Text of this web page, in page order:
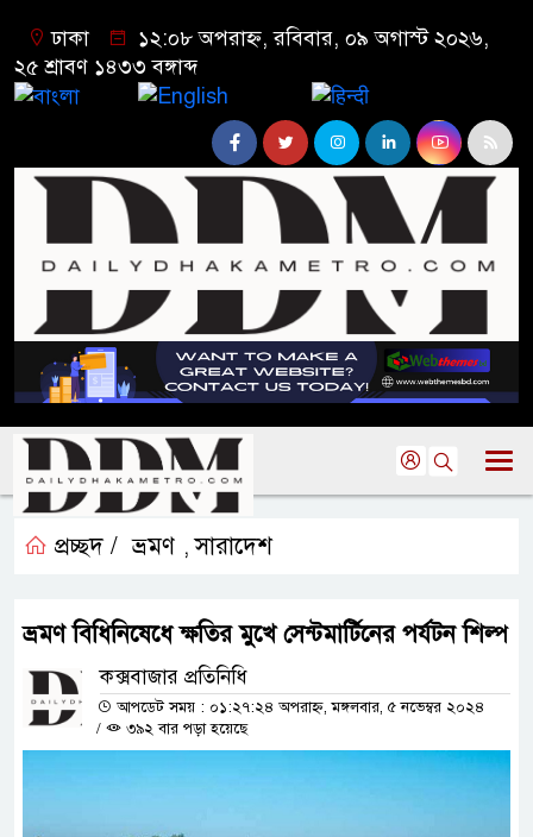
ঢাকা
১২:০৮ অপরাহ্ন, রবিবার, ০৯ অগাস্ট ২০২৬,
২৫ শ্রাবণ ১৪৩৩ বঙ্গাব্দ
প্রচ্ছদ / ভ্রমণ ,সারাদেশ
ভ্রমণ বিধিনিষেধে ক্ষতির মুখে সেন্টমার্টিনের পর্যটন শিল্প
কক্সবাজার প্রতিনিধি
আপডেট সময় : ০১:২৭:২৪ অপরাহ্ন, মঙ্গলবার, ৫ নভেম্বর ২০২৪
/
৩৯২ বার পড়া হয়েছে